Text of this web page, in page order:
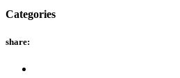
Categories
share: